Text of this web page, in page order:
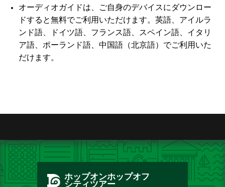
オーディオガイドは、ご自身のデバイスにダウンロー
ドすると無料でご利用いただけます。英語、アイルラ
ンド語、ドイツ語、フランス語、スペイン語、イタリ
ア語、ポーランド語、中国語（北京語）でご利用いた
だけます。
ホップオンホップオフ
シティツアー